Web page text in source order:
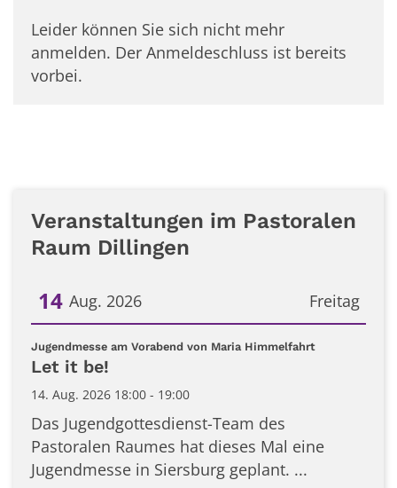
Leider können Sie sich nicht mehr
anmelden. Der Anmeldeschluss ist bereits
vorbei.
Veranstaltungen im Pastoralen
Raum Dillingen
Freitag
14 Aug. 2026
Datum: 14. August 2026
Jugendmesse am Vorabend von Maria Himmelfahrt:
Let it be!
14. Aug. 2026 18:00 - 19:00
Das Jugendgottesdienst-Team des
Pastoralen Raumes hat dieses Mal eine
Jugendmesse in Siersburg geplant. ...